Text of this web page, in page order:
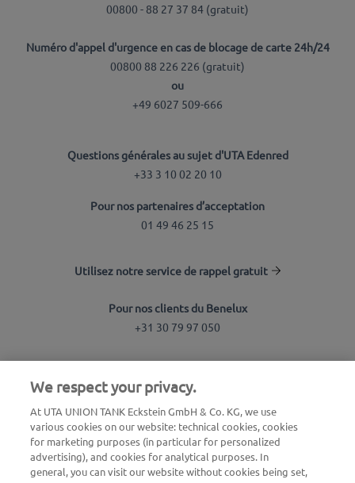
00800 - 88 27 37 84 (gratuit)
Numéro d'appel d'urgence en cas de blocage de carte 24h/24
00800 88 226 226 (gratuit)
ou
+49 6027 509-666
Questions générales au sujet d'UTA Edenred
+33 3 10 02 20 10
Pour nos partenaires d’acceptation
01 49 46 25 15
Utilisez notre service de rappel gratuit
Pour nos clients du Benelux
+31 30 79 97 050
Recherche de station
Connexion à l'espace client
À propos d'UTA Edenred
Blog
We respect your privacy.
At UTA UNION TANK Eckstein GmbH & Co. KG, we use
various cookies on our website: technical cookies, cookies
for marketing purposes (in particular for personalized
advertising), and cookies for analytical purposes. In
general, you can visit our website without cookies being set,